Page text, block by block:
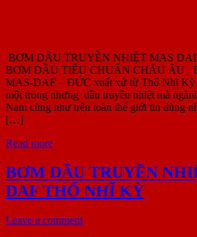
BƠM DẦU TRUYỀN NHIỆT MAS
BƠM DẦU TIÊU CHUẨN CHÂU ÂU
MAS-DAF – ĐỨC xuất xứ từ Thổ Nhĩ
một trong những dầu truyền nhiệt mà
Nam cũng như trên toàn thế giới tin dùng
[…]
Read more
BƠM DẦU TRUYỀN
DAF THỔ NHĨ KỲ
Leave a comment